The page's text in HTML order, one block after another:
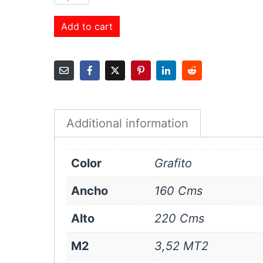
Sunscreen
3%
cms
Add to cart
Additional information
Color
Grafito
Ancho
160 Cms
Alto
220 Cms
M2
3,52 MT2